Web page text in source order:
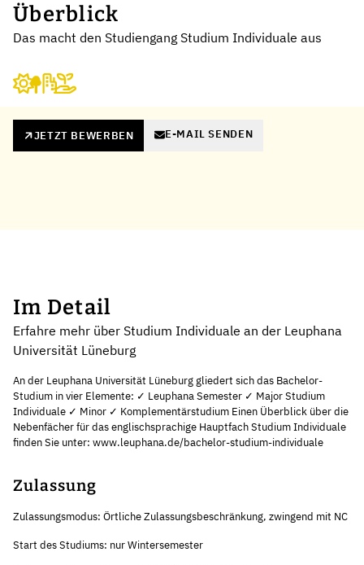
Überblick
Das macht den Studiengang Studium Individuale aus
JETZT BEWERBEN E-MAIL SENDEN
Im Detail
Erfahre mehr über Studium Individuale an der Leuphana
Universität Lüneburg
An der Leuphana Universität Lüneburg gliedert sich das Bachelor-
Studium in vier Elemente: ✓ Leuphana Semester ✓ Major Studium
Individuale ✓ Minor ✓ Komplementärstudium Einen Überblick über die
Nebenfächer für das englischsprachige Hauptfach Studium Individuale
finden Sie unter: www.leuphana.de/bachelor-studium-individuale
Zulassung
Zulassungsmodus: Örtliche Zulassungsbeschränkung, zwingend mit NC
Start des Studiums: nur Wintersemester